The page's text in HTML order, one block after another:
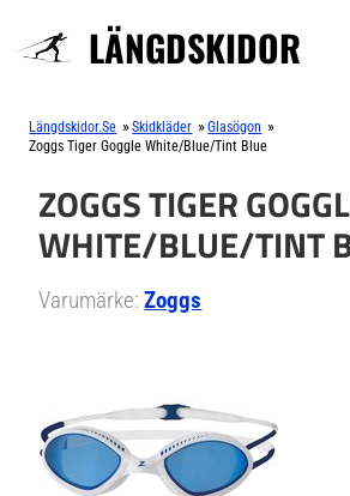
LÄNGDSKIDOR
Längdskidor.se »Skidkläder »Glasögon »
Zoggs Tiger Goggle White/Blue/Tint Blue
ZOGGS TIGER
WHITE/BLUE/TINT
Varumärke:Zoggs